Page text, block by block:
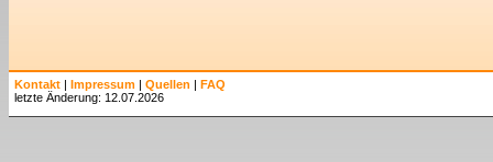
Kontakt | Impressum | Quellen | FAQ
letzte Änderung: 12.07.2026